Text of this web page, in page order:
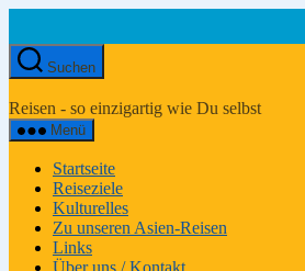
springen
Suchen
Reiseportal
Reisen - so einzigartig wie Du selbst
Menü
Startseite
Reiseziele
Kulturelles
Zu unseren Asien-Reisen
Links
Über uns / Kontakt